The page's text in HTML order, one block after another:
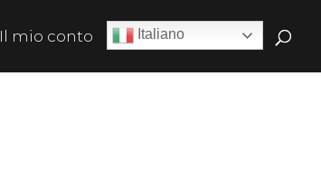
Il mio conto Italiano